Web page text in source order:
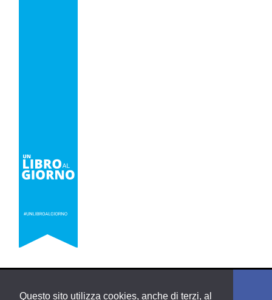
Questo sito utilizza cookies, anche di terzi, al